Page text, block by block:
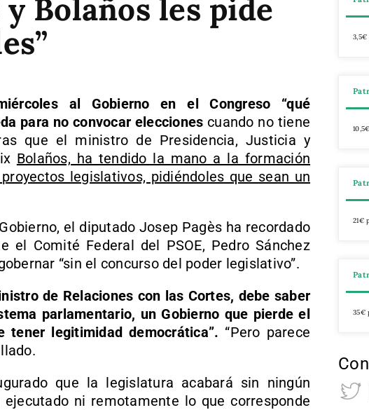
Bolaños les pide
al Gobierno en el Congreso “qué
para no convocar elecciones cuando no tiene
que el ministro de Presidencia, Justicia y
Bolaños, ha tendido la mano a la formación
legislativos, pidiéndoles que sean un
el diputado Josep Pagès ha recordado
el Comité Federal del PSOE, Pedro Sánchez
“sin el concurso del poder legislativo”.
de Relaciones con las Cortes, debe saber
parlamentario, un Gobierno que pierde el
tener legitimidad democrática”. “Pero parece
que la legislatura acabará sin ningún
ejecutado ni remotamente lo que corresponde
3,5€
21€
35€